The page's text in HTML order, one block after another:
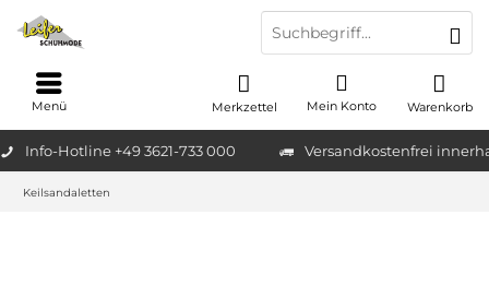
Info-Hotline +49 3621-733 000 Versandkostenfrei
Warenkorb
Merkzettel Mein Konto
Menü
Keilsandaletten